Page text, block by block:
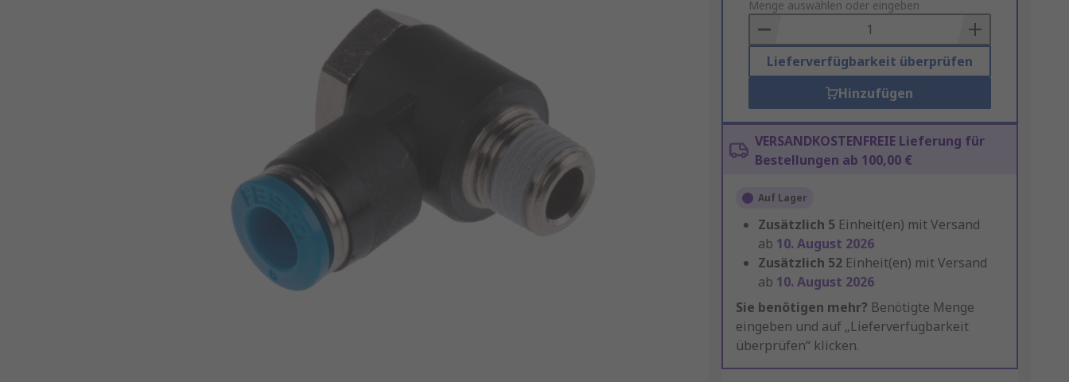
to
Basket
Menge auswählen oder eingeben
Lieferverfügbarkeit überprüfen
Hinzufügen
VERSANDKOSTENFREIE Lieferung für
Bestellungen ab 100,00 €
Auf Lager
Zusätzlich 5 Einheit(en) mit Versand
ab 10. August 2026
Zusätzlich 52 Einheit(en) mit Versand
ab 10. August 2026
Sie benötigen mehr? Benötigte Menge
eingeben und auf „Lieferverfügbarkeit
überprüfen“ klicken.